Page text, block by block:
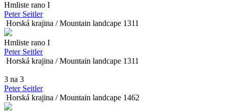
Hmliste rano I
Peter Seitler
Horská krajina / Mountain landcape 1311
Hmliste rano I
Peter Seitler
Horská krajina / Mountain landcape 1311
3 na 3
Peter Seitler
Horská krajina / Mountain landcape 1462